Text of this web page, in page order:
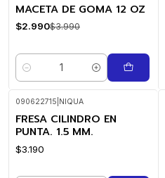
-25%
OFF
MACETA DE GOMA 12 OZ
$2.990$3.990
Cantidad
090622715 NIQUA
FRESA CILINDRO EN
PUNTA. 1.5 MM.
$3.190